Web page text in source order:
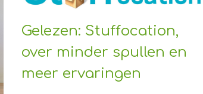
Gelezen: Stuffocation,
over minder spullen en
meer ervaringen